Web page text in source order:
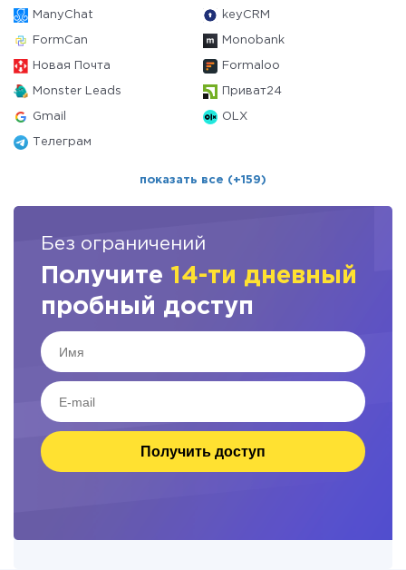
ManyChat keyCRM
FormCan Monobank
Новая Почта Formaloo
Monster Leads Приват24
Gmail OLX
Телеграм
показать все (+159)
Без ограничений
Получите 14-ти дневный
пробный доступ
Получить доступ